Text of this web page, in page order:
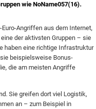
wie NoName057(16).
Angriffen aus dem Internet,
der aktivsten Gruppen – sie
haben eine richtige Infrastruktur
beispielsweise Bonus-
die am meisten Angriffe
Sie greifen dort viel Logistik,
an – zum Beispiel in